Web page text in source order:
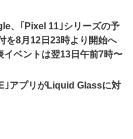
、｢Pixel 11｣シリーズの予
を8月12日23時より開始へ
イベントは翌13日午前7時〜
｣アプリがLiquid Glassに対